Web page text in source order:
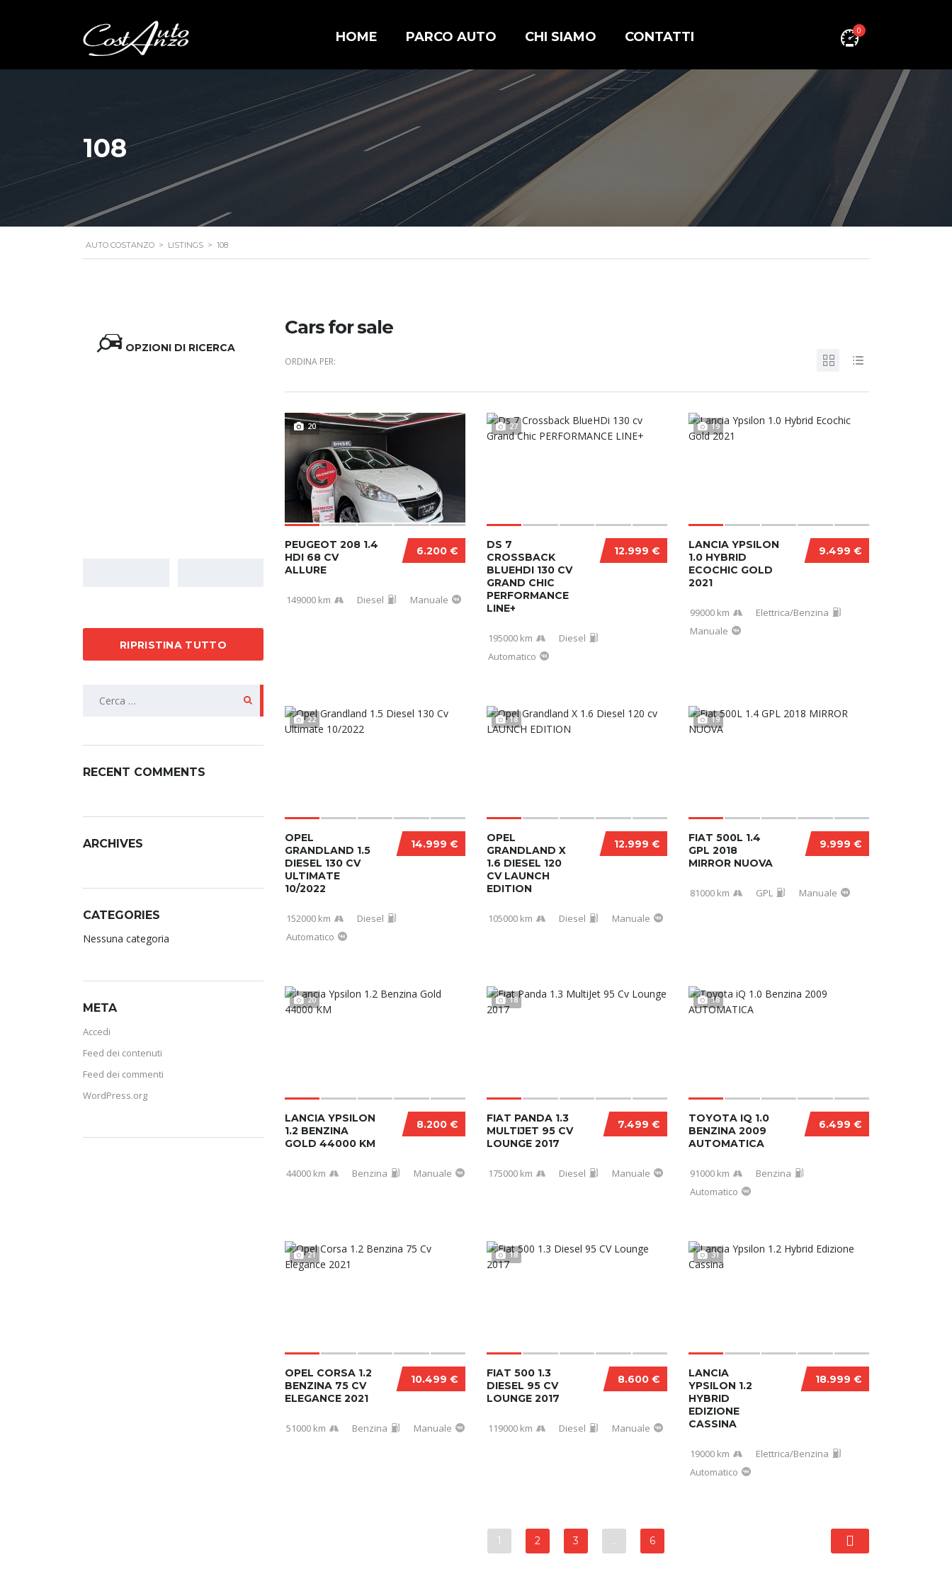
0
HOME PARCO AUTO CHI SIAMO CONTATTI
108
AUTO COSTANZO > LISTINGS > 108
OPZIONI DI RICERCA
RIPRISTINA TUTTO
RECENT COMMENTS
ARCHIVES
CATEGORIES
Nessuna categoria
META
Accedi
Feed dei contenuti
Feed dei commenti
WordPress.org
Cars for sale
ORDINA PER:
20
6.200 €
PEUGEOT 208 1.4
HDI 68 CV
ALLURE
149000 km Diesel Manuale
27
12.999 €
DS 7
CROSSBACK
BLUEHDI 130 CV
GRAND CHIC
PERFORMANCE
LINE+
195000 km
Diesel
Automatico
19
9.499 €
LANCIA YPSILON
1.0 HYBRID
ECOCHIC GOLD
2021
99000 km
Elettrica/Benzina
Manuale
22
14.999 €
OPEL
GRANDLAND 1.5
DIESEL 130 CV
ULTIMATE
10/2022
152000 km
Diesel
Automatico
18
12.999 €
OPEL
GRANDLAND X
1.6 DIESEL 120
CV LAUNCH
EDITION
105000 km Diesel Manuale
19
9.999 €
FIAT 500L 1.4
GPL 2018
MIRROR NUOVA
81000 km GPL Manuale
20
8.200 €
LANCIA YPSILON
1.2 BENZINA
GOLD 44000 KM
44000 km Benzina Manuale
18
7.499 €
FIAT PANDA 1.3
MULTIJET 95 CV
LOUNGE 2017
175000 km Diesel Manuale
18
6.499 €
TOYOTA IQ 1.0
BENZINA 2009
AUTOMATICA
91000 km
Benzina
Automatico
21
10.499 €
OPEL CORSA 1.2
BENZINA 75 CV
ELEGANCE 2021
51000 km Benzina Manuale
18
8.600 €
FIAT 500 1.3
DIESEL 95 CV
LOUNGE 2017
119000 km Diesel Manuale
31
18.999 €
LANCIA
YPSILON 1.2
HYBRID
EDIZIONE
CASSINA
19000 km
Elettrica/Benzina
Automatico
1 2 3 … 6